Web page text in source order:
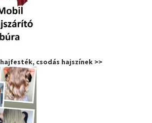
hajfesték, csodás hajszínek >>